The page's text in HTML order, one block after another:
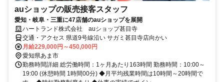
auショップの販売接客スタッフ
愛知・岐阜・三重に47店舗のauショップを展開
ハートランド株式会社 auショップ甚目寺
交通・アクセス 県道9号線沿い サガミ甚目寺店向かい
月給229,000円～450,000円
愛知県あま市
勤務時間詳細 総労働時間：1ヶ月あたり163時間 勤務時間：10:00～
19:00 (休憩時間 1時間00分) ◆月平均残業時間は10時間～20時間で